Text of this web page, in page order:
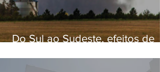
Do Sul ao Sudeste, efeitos de
apreensão na população